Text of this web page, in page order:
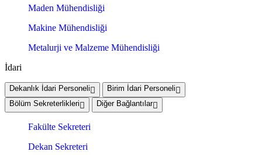
Maden Mühendisliği
Makine Mühendisliği
Metalurji ve Malzeme Mühendisliği
İdari
Dekanlık İdari Personeli
Birim İdari Personeli
Bölüm Sekreterlikleri
Diğer Bağlantılar
Fakülte Sekreteri
Dekan Sekreteri